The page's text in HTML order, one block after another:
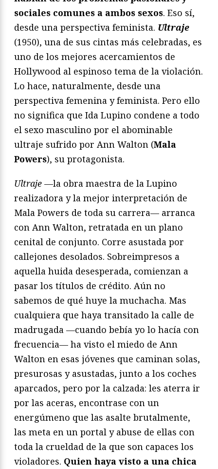
sociales comunes a ambos sexos. Eso sí,
desde una perspectiva feminista. Ultraje
(1950), una de sus cintas más celebradas, es
uno de los mejores acercamientos de
Hollywood al espinoso tema de la violación.
Lo hace, naturalmente, desde una
perspectiva femenina y feminista. Pero ello
no significa que Ida Lupino condene a todo
el sexo masculino por el abominable
ultraje sufrido por Ann Walton (Mala
Powers), su protagonista.
Ultraje —la obra maestra de la Lupino
realizadora y la mejor interpretación de
Mala Powers de toda su carrera— arranca
con Ann Walton, retratada en un plano
cenital de conjunto. Corre asustada por
callejones desolados. Sobreimpresos a
aquella huida desesperada, comienzan a
pasar los títulos de crédito. Aún no
sabemos de qué huye la muchacha. Mas
cualquiera que haya transitado la calle de
madrugada —cuando bebía yo lo hacía con
frecuencia— ha visto el miedo de Ann
Walton en esas jóvenes que caminan solas,
presurosas y asustadas, junto a los coches
aparcados, pero por la calzada: les aterra ir
por las aceras, encontrase con un
energúmeno que las asalte brutalmente,
las meta en un portal y abuse de ellas con
toda la crueldad de la que son capaces los
violadores. Quien haya visto a una chica